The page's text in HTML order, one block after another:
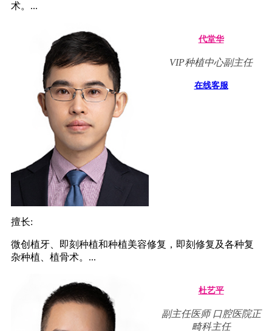
术。...
代堂华
VIP种植中心副主任
在线客服
擅长:
微创植牙、即刻种植和种植美容修复，即刻修复及各种复
杂种植、植骨术。...
杜艺平
副主任医师 口腔医院正
畸科主任